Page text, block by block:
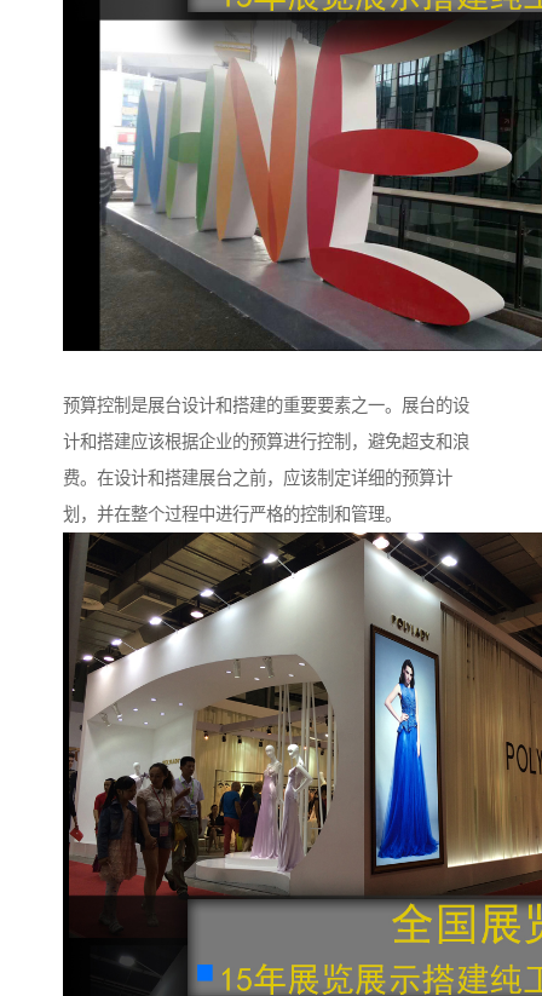
预算控制是展台设计和搭建的重要要素之一。展台的设
计和搭建应该根据企业的预算进行控制，避免超支和浪
费。在设计和搭建展台之前，应该制定详细的预算计
划，并在整个过程中进行严格的控制和管理。